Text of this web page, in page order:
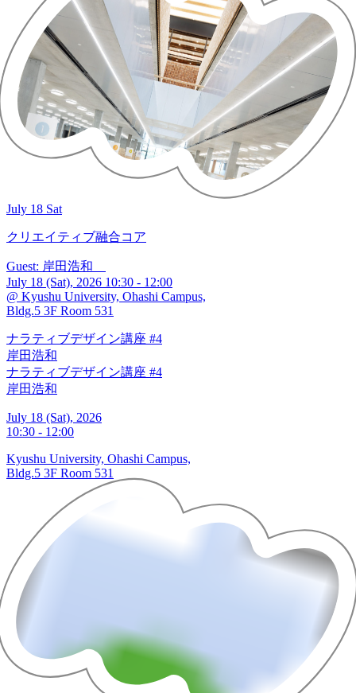
July 18 Sat
クリエイティブ融合コア
Guest: 岸田浩和
July 18 (Sat), 2026 10:30 - 12:00
@ Kyushu University, Ohashi Campus,
Bldg.5 3F Room 531
ナラティブデザイン講座 #4
岸田浩和
ナラティブデザイン講座 #4
岸田浩和
July 18 (Sat), 2026
10:30 - 12:00
Kyushu University, Ohashi Campus,
Bldg.5 3F Room 531